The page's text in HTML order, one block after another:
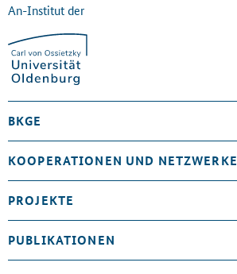
An-Institut der
BKGE
KOOPERATIONEN UND NETZWERKE
PROJEKTE
PUBLIKATIONEN